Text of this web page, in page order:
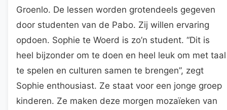
Groenlo. De lessen worden grotendeels gegeven
door studenten van de Pabo. Zij willen ervaring
opdoen. Sophie te Woerd is zo’n student. “Dit is
heel bijzonder om te doen en heel leuk om met taal
te spelen en culturen samen te brengen”, zegt
Sophie enthousiast. Ze staat voor een jonge groep
kinderen. Ze maken deze morgen mozaïeken van